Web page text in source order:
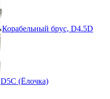
Корабельный брус, D4.5D
D5C (Ёлочка)